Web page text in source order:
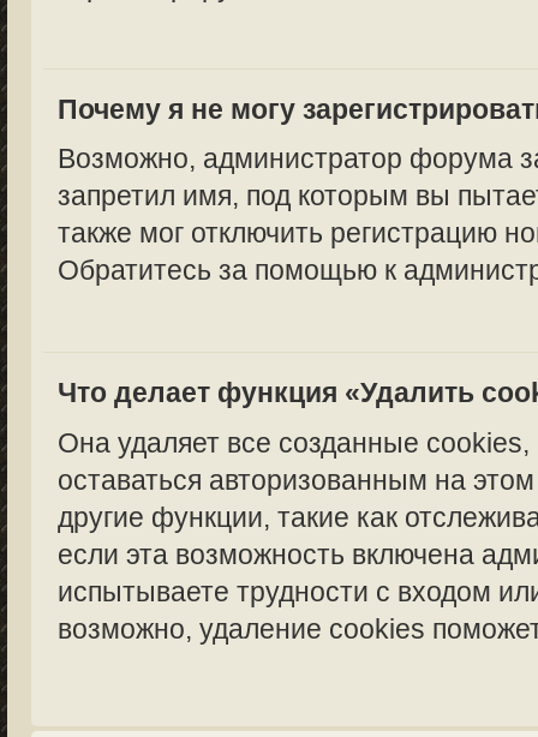
Почему я не могу
Возможно, администратор форума
запретил имя, под которым вы
также мог отключить регистрацию
Обратитесь за помощью к
Что делает функция «Удалить
Она удаляет все созданные
оставаться авторизованным на
другие функции, такие как
если эта возможность включена
испытываете трудности с входом
возможно, удаление cookies